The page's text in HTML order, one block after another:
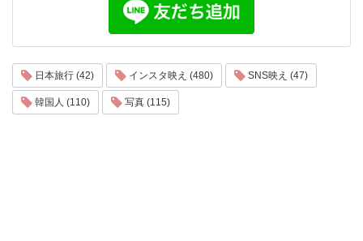
日本旅行 (42) インスタ映え (480) SNS映え (47)
韓国人 (110) 写真 (115)